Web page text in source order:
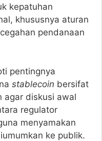
kepatuhan
khususnya aturan
pendanaan
pentingnya
stablecoin bersifat
agar diskusi awal
regulator
menyamakan
ke publik.